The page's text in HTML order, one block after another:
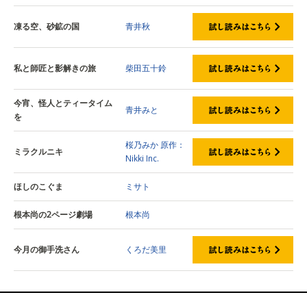
凍る空、砂鉱の国 青井秋
私と師匠と影解きの旅 柴田五十鈴
今宵、怪人とティータイム
を
青井みと
ミラクルニキ
桜乃みか 原作：
Nikki Inc.
ほしのこぐま ミサト
根本尚の2ページ劇場 根本尚
今月の御手洗さん くろだ美里